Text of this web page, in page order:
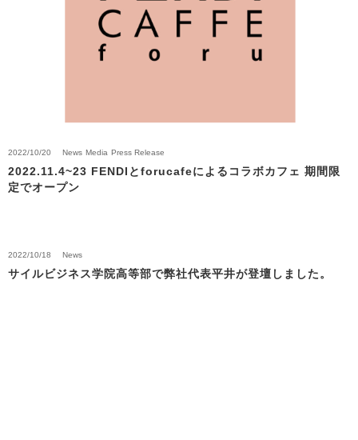
2022/10/20 News Media Press Release
2022.11.4~23 FENDIとforucafeによるコラボカフェ 期間限
定でオープン
2022/10/18 News
サイルビジネス学院高等部で弊社代表平井が登壇しました。